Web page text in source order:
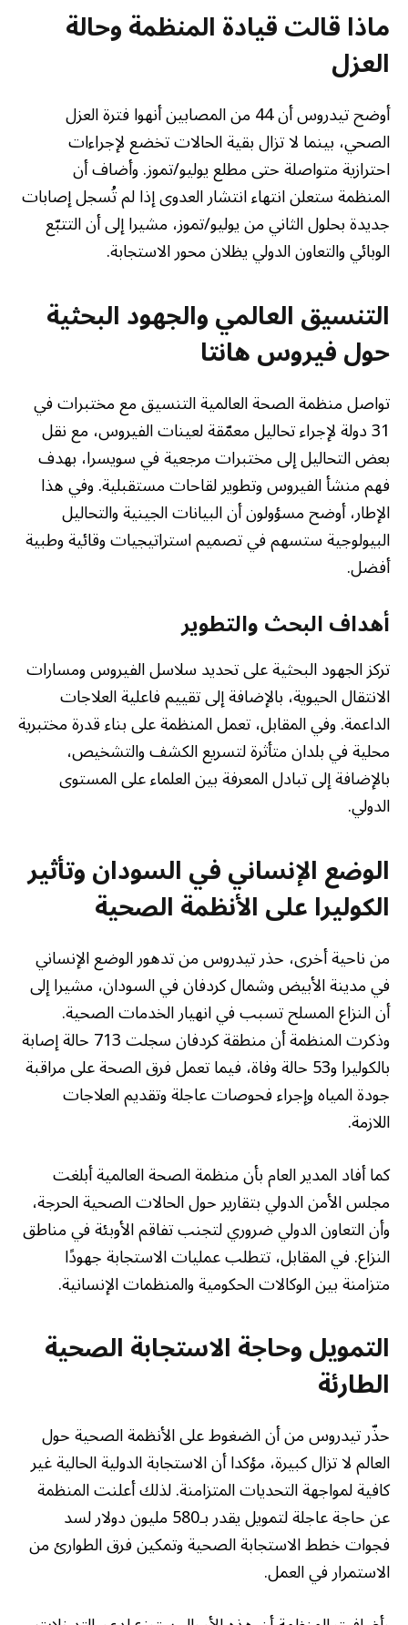
ماذا قالت قيادة المنظمة وحالة
العزل
أوضح تيدروس أن 44 من المصابين أنهوا فترة العزل
الصحي، بينما لا تزال بقية الحالات تخضع لإجراءات
احترازية متواصلة حتى مطلع يوليو/تموز. وأضاف أن
المنظمة ستعلن انتهاء انتشار العدوى إذا لم تُسجل إصابات
جديدة بحلول الثاني من يوليو/تموز، مشيرا إلى أن التتبّع
الوبائي والتعاون الدولي يظلان محور الاستجابة.
التنسيق العالمي والجهود البحثية
حول فيروس هانتا
تواصل منظمة الصحة العالمية التنسيق مع مختبرات في
31 دولة لإجراء تحاليل معمّقة لعينات الفيروس، مع نقل
بعض التحاليل إلى مختبرات مرجعية في سويسرا، بهدف
فهم منشأ الفيروس وتطوير لقاحات مستقبلية. وفي هذا
الإطار، أوضح مسؤولون أن البيانات الجينية والتحاليل
البيولوجية ستسهم في تصميم استراتيجيات وقائية وطبية
أفضل.
أهداف البحث والتطوير
تركز الجهود البحثية على تحديد سلاسل الفيروس ومسارات
الانتقال الحيوية، بالإضافة إلى تقييم فاعلية العلاجات
الداعمة. وفي المقابل، تعمل المنظمة على بناء قدرة مختبرية
محلية في بلدان متأثرة لتسريع الكشف والتشخيص،
بالإضافة إلى تبادل المعرفة بين العلماء على المستوى
الدولي.
الوضع الإنساني في السودان وتأثير
الكوليرا على الأنظمة الصحية
من ناحية أخرى، حذر تيدروس من تدهور الوضع الإنساني
في مدينة الأبيض وشمال كردفان في السودان، مشيرا إلى
أن النزاع المسلح تسبب في انهيار الخدمات الصحية.
وذكرت المنظمة أن منطقة كردفان سجلت 713 حالة إصابة
بالكوليرا و53 حالة وفاة، فيما تعمل فرق الصحة على مراقبة
جودة المياه وإجراء فحوصات عاجلة وتقديم العلاجات
اللازمة.
كما أفاد المدير العام بأن منظمة الصحة العالمية أبلغت
مجلس الأمن الدولي بتقارير حول الحالات الصحية الحرجة،
وأن التعاون الدولي ضروري لتجنب تفاقم الأوبئة في مناطق
النزاع. في المقابل، تتطلب عمليات الاستجابة جهودًا
متزامنة بين الوكالات الحكومية والمنظمات الإنسانية.
التمويل وحاجة الاستجابة الصحية
الطارئة
حذّر تيدروس من أن الضغوط على الأنظمة الصحية حول
العالم لا تزال كبيرة، مؤكدا أن الاستجابة الدولية الحالية غير
كافية لمواجهة التحديات المتزامنة. لذلك أعلنت المنظمة
عن حاجة عاجلة لتمويل يقدر بـ580 مليون دولار لسد
فجوات خطط الاستجابة الصحية وتمكين فرق الطوارئ من
الاستمرار في العمل.